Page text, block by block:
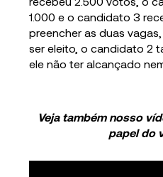
1.000 e o candidato 3
preencher as duas
ser eleito, o candidato 2
ele não ter alcançado
Veja também nosso
papel do